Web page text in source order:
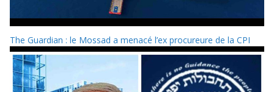
The Guardian : le Mossad a menacé l’ex procureure de la CPI